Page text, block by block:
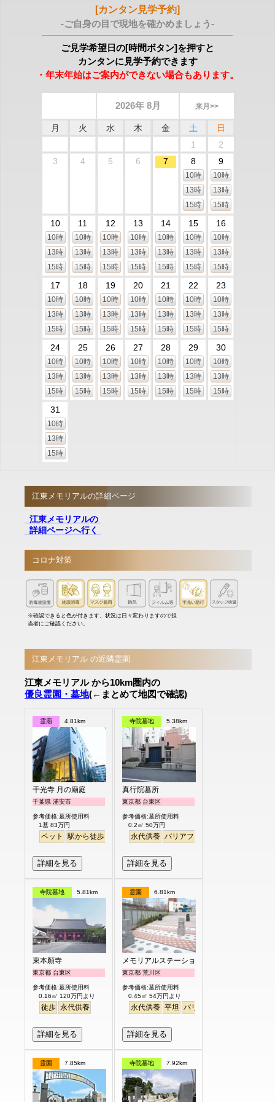
[カンタン見学予約]
-ご自身の目で現地を確かめましょう-
ご見学希望日の[時間ボタン]を押すと
カンタンに見学予約できます
・年末年始はご案内ができない場合もあります。
2026年 8月 来月>>
月 火 水 木 金 土
日
1
2
3
4 5 6 7 8
10時
13時
15時
9
10時
13時
15時
10
10時
13時
15時
11
10時
13時
15時
12
10時
13時
15時
13
10時
13時
15時
14
10時
13時
15時
15
10時
13時
15時
16
10時
13時
15時
17
10時
13時
15時
18
10時
13時
15時
19
10時
13時
15時
20
10時
13時
15時
21
10時
13時
15時
22
10時
13時
15時
23
10時
13時
15時
24
10時
13時
15時
25
10時
13時
15時
26
10時
13時
15時
27
10時
13時
15時
28
10時
13時
15時
29
10時
13時
15時
30
10時
13時
15時
31
10時
13時
15時
江東メモリアルの詳細ページ
江東メモリアルの
詳細ページへ行く
コロナ対策
※確認できると色が付きます。状況は日々変わりますので担
当者にご確認ください。
江東メモリアル の近隣霊園
江東メモリアル から10km圏内の
優良霊園・墓地(←まとめて地図で確認)
霊廟 4.81km
千光寺 月の廟庭
千葉県 浦安市
参考価格:墓所使用料
1基 83万円
ペット 駅から徒歩
詳細を見る
寺院墓地 5.38km
真行院墓所
東京都 台東区
参考価格:墓所使用料
0.2㎡ 50万円
永代供養 バリアフリー
詳細を見る
寺院墓地 5.81km
東本願寺
東京都 台東区
参考価格:墓所使用料
0.16㎡ 120万円より
徒歩 永代供養
詳細を見る
霊園 6.81km
メモリアルステーション南千住
東京都 荒川区
参考価格:墓所使用料
0.45㎡ 54万円より
永代供養 平坦 バリアフリー
詳細を見る
霊園 7.85km 寺院墓地 7.92km